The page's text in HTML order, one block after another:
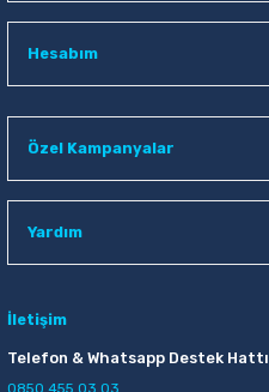
Hesabım
Özel Kampanyalar
Yardım
İletişim
Telefon & Whatsapp Destek Hattı
0850 455 03 03